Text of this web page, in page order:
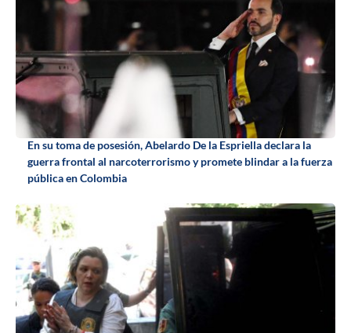
En su toma de posesión, Abelardo De la Espriella declara la
guerra frontal al narcoterrorismo y promete blindar a la fuerza
pública en Colombia